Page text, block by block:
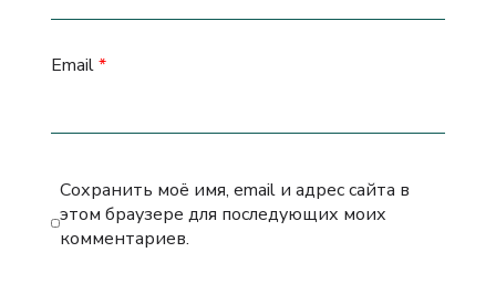
Email*
Сохранить моё имя, email и адрес сайта в
этом браузере для последующих моих
комментариев.